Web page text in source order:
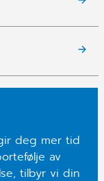
deg mer tid
av
tilbyr vi din